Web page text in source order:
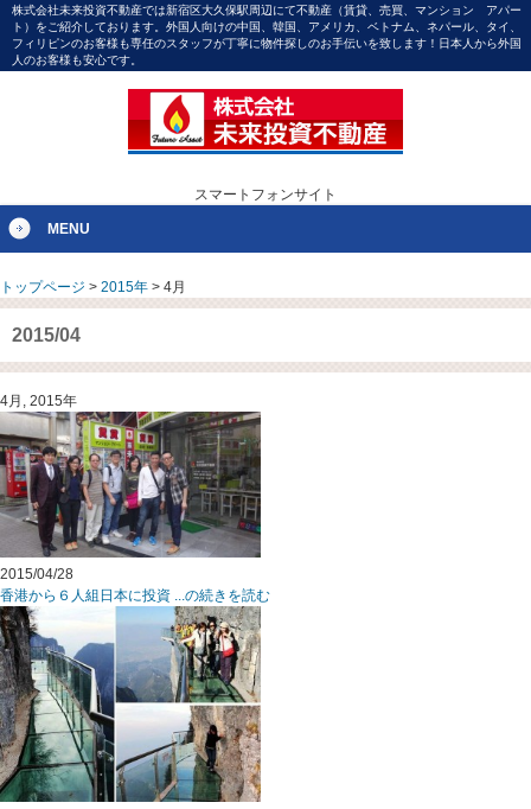
株式会社未来投資不動産では新宿区大久保駅周辺にて不動産（賃貸、売買、マンション アパー
ト）をご紹介しております。外国人向けの中国、韓国、アメリカ、ベトナム、ネパール、タイ、
フィリピンのお客様も専任のスタッフが丁寧に物件探しのお手伝いを致します！日本人から外国
人のお客様も安心です。
スマートフォンサイト
MENU
トップページ > 2015年 > 4月
2015/04
4月, 2015年
2015/04/28
香港から６人組日本に投資 ...の続きを読む